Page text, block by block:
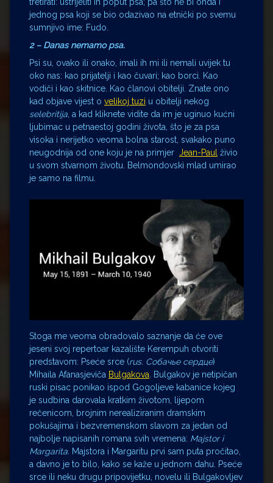
jednog psa koji se bio odazivao na etnički po svemu
sumnjivo ime: Fudo.
2 – Danas nemamo psa.
Psi su, ovako ili onako, imali ih mi ili nemali uvijek tu
oko nas: kao prijatelji i kao čuvari; kao borci. Kao
vodiči i kao skitnice. Kao članovi obitelji. Znate ono
kad objave vijest o velikoj tuzi u obitelji nekog
selebritija , a kad kliknete vidite da im je uginuo kućni
ljubimac u petnaestoj godini života, što je za psa
visoka i nerijetko veoma bolna starost, svakako puno
neugodnija od one koju je na primjer Jean-Paul živio
u svom stvarnom životu. Belmondovski mlad umirao
je samo na filmu.
Stoga me veoma obradovalo saznanje da će ove
jeseni svoj repertoar kazalište Kerempuh otvoriti
predstavom: Pseće srce (rus. Собачье сердце)
Mihaila Afanasjeviča Bulgakova . Bulgakov je netipičan
ruski pisac ponikao ispod Gogoljeve kabanice kojeg
je sudbina darovala kratkim životom, lijepom
rečenicom, brojnim nerealiziranim dramskim
pokušajima i bezvremenskom slavom za jedan od
najbolje napisanih romana svih vremena: Majstor i
Margarita. Majstora i Margaritu prvi sam puta pročitao,
a davno je to bilo, kako se kaže u jednom dahu. Pseće
srce ili neku drugu pripovijetku, novelu ili Bulgakovljev